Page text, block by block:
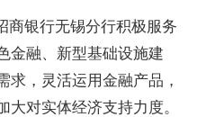
银行无锡分行积极服务
金融、新型基础设施建
求，灵活运用金融产品，
对实体经济支持力度。